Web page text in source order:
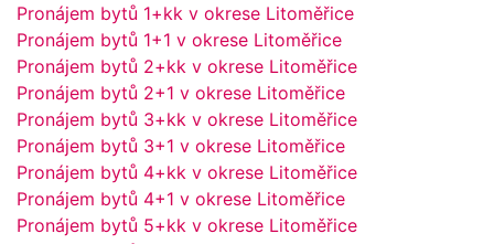
Pronájem bytů 1+kk v okrese Litoměřice
Pronájem bytů 1+1 v okrese Litoměřice
Pronájem bytů 2+kk v okrese Litoměřice
Pronájem bytů 2+1 v okrese Litoměřice
Pronájem bytů 3+kk v okrese Litoměřice
Pronájem bytů 3+1 v okrese Litoměřice
Pronájem bytů 4+kk v okrese Litoměřice
Pronájem bytů 4+1 v okrese Litoměřice
Pronájem bytů 5+kk v okrese Litoměřice